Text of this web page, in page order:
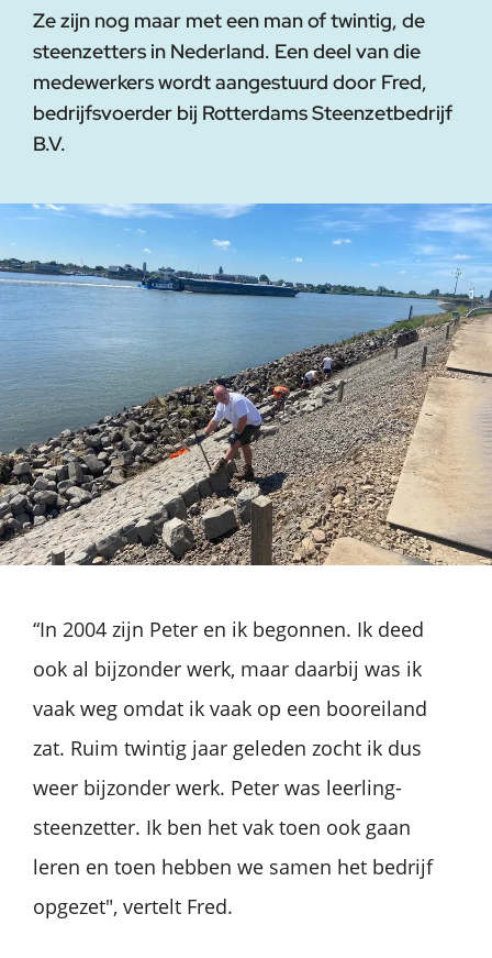
Ze zijn nog maar met een man of twintig, de
steenzetters in Nederland. Een deel van die
medewerkers wordt aangestuurd door Fred,
bedrijfsvoerder bij Rotterdams Steenzetbedrijf
B.V.
“In 2004 zijn Peter en ik begonnen. Ik deed
ook al bijzonder werk, maar daarbij was ik
vaak weg omdat ik vaak op een booreiland
zat. Ruim twintig jaar geleden zocht ik dus
weer bijzonder werk. Peter was leerling-
steenzetter. Ik ben het vak toen ook gaan
leren en toen hebben we samen het bedrijf
opgezet", vertelt Fred.